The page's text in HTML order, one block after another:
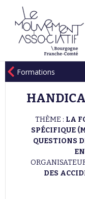
Formations
THÈME : LA
SPÉCIFIQUE
QUESTIONS
DES